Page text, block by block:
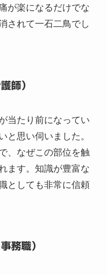
が楽になるだけでな
されて一石二鳥でし
師）
当たり前になってい
と思い伺いました。
、なぜこの部位を触
ます。知識が豊富な
としても非常に信頼
務職）